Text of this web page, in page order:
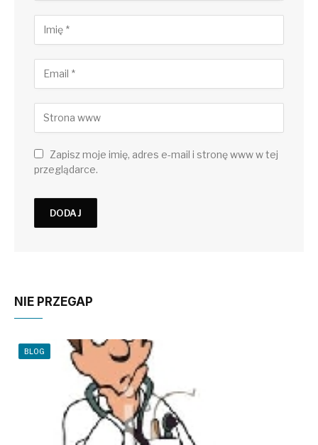
Zapisz moje imię, adres e-mail i stronę www w tej
przeglądarce.
NIE PRZEGAP
BLOG